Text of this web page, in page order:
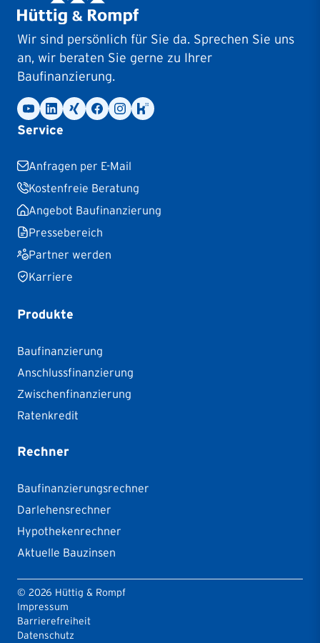
Wir sind persönlich für Sie da. Sprechen Sie uns
an, wir beraten Sie gerne zu Ihrer
Baufinanzierung.
Service
Anfragen per E-Mail
Kostenfreie Beratung
Angebot Baufinanzierung
Pressebereich
Partner werden
Karriere
Produkte
Baufinanzierung
Anschlussfinanzierung
Zwischenfinanzierung
Ratenkredit
Rechner
Baufinanzierungsrechner
Darlehensrechner
Hypothekenrechner
Aktuelle Bauzinsen
© 2026 Hüttig & Rompf
Impressum
Barrierefreiheit
Datenschutz